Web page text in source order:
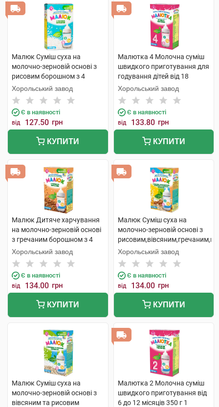
Малюк Суміш суха на
молочно-зерновій основі з
рисовим борошном з 4
місяців 350 г 1 коробка
Хорольський завод
Є в наявності
від 127.50 грн
КУПИТИ
Малютка 4 Молочна суміш
швидкого приготування для
годування дітей від 18
місяців 350 г 1 коробка
Хорольський завод
Є в наявності
від 133.80 грн
КУПИТИ
Малюк Дитяче харчування
на молочно-зерновій основі
з гречаним борошном з 4
місяців 350 г 1 коробка
Хорольський завод
Є в наявності
від 134.00 грн
КУПИТИ
Малюк Суміш суха на
молочно-зерновій основі з
борошном з 6 місяців 350 г 1
коробка
Хорольський завод
Є в наявності
від 134.00 грн
КУПИТИ
Малюк Суміш суха на
молочно-зерновій основі з
вівсяним та рисовим
Малютка 2 Молочна суміш
швидкого приготування від
6 до 12 місяців 350 г 1